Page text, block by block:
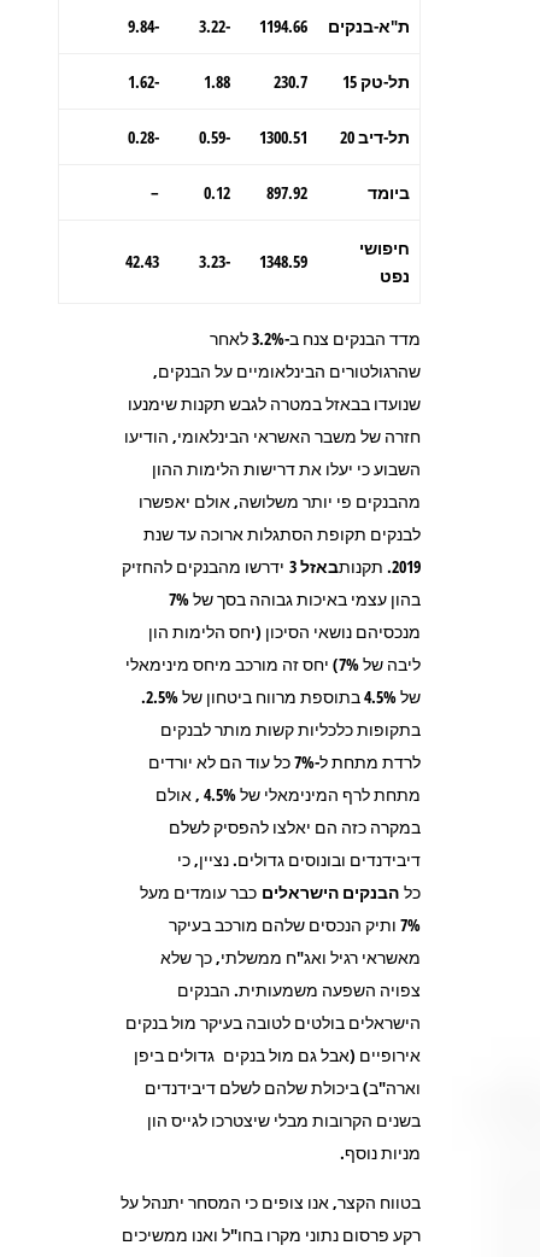
ת"א-בנקים 1194.66
-3.22
-9.84
תל-טק 15 230.7
1.88
-1.62
תל-דיב 20 1300.51
-0.59
-0.28
ביומד 897.92
0.12
–
חיפושי
נפט
1348.59
-3.23
42.43
מדד הבנקים צנח ב-3.2% לאחר
שהרגולטורים הבינלאומיים על הבנקים,
שנועדו בבאזל במטרה לגבש תקנות שימנעו
חזרה של משבר האשראי הבינלאומי, הודיעו
השבוע כי יעלו את דרישות הלימות ההון
מהבנקים פי יותר משלושה, אולם יאפשרו
לבנקים תקופת הסתגלות ארוכה עד שנת
2019. תקנות
באזל 3
ידרשו מהבנקים להחזיק
בהון עצמי באיכות גבוהה בסך של 7%
מנכסיהם נושאי הסיכון (יחס הלימות הון
ליבה של 7%) יחס זה מורכב מיחס מינימאלי
של 4.5% בתוספת מרווח ביטחון של 2.5%.
בתקופות כלכליות קשות מותר לבנקים
לרדת מתחת ל-7% כל עוד הם לא יורדים
מתחת לרף המינימאלי של 4.5% , אולם
במקרה כזה הם יאלצו להפסיק לשלם
דיבידנדים ובונוסים גדולים. נציין, כי
כל הבנקים הישראלים כבר עומדים מעל
7% ותיק הנכסים שלהם מורכב בעיקר
מאשראי רגיל ואג"ח ממשלתי, כך שלא
צפויה השפעה משמעותית. הבנקים
הישראלים בולטים לטובה בעיקר מול בנקים
אירופיים (אבל גם מול בנקים גדולים ביפן
וארה"ב) ביכולת שלהם לשלם דיבידנדים
בשנים הקרובות מבלי שיצטרכו לגייס הון
מניות נוסף.
בטווח הקצר, אנו צופים כי המסחר יתנהל על
רקע פרסום נתוני מקרו בחו"ל ואנו ממשיכים